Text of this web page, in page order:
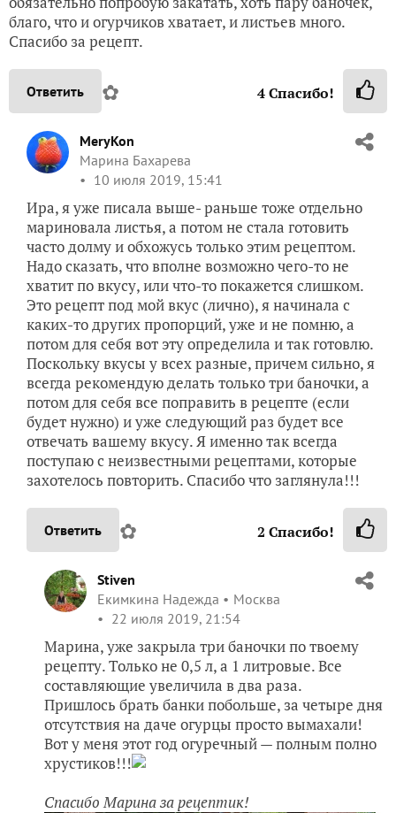
благо, что и огурчиков хватает, и листьев много.
Спасибо за рецепт.
Ответить ✿ 4Спасибо!
MeryKon
Марина Бахарева
10 июля 2019, 15:41
Ира, я уже писала выше- раньше тоже отдельно
мариновала листья, а потом не стала готовить
часто долму и обхожусь только этим рецептом.
Надо сказать, что вполне возможно чего-то не
хватит по вкусу, или что-то покажется слишком.
Это рецепт под мой вкус (лично), я начинала с
каких-то других пропорций, уже и не помню, а
потом для себя вот эту определила и так готовлю.
Поскольку вкусы у всех разные, причем сильно, я
всегда рекомендую делать только три баночки, а
потом для себя все поправить в рецепте (если
будет нужно) и уже следующий раз будет все
отвечать вашему вкусу. Я именно так всегда
поступаю с неизвестными рецептами, которые
захотелось повторить. Спасибо что заглянула!!!
Ответить ✿ 2 Спасибо!
Stiven
Екимкина Надежда
Москва
22 июля 2019, 21:54
Марина, уже закрыла три баночки по твоему
рецепту. Только не 0,5 л, а 1 литровые. Все
составляющие увеличила в два раза.
Пришлось брать банки побольше, за четыре дня
отсутствия на даче огурцы просто вымахали!
Вот у меня этот год огуречный — полным полно
хрустиков!!!
Спасибо Марина за рецептик!